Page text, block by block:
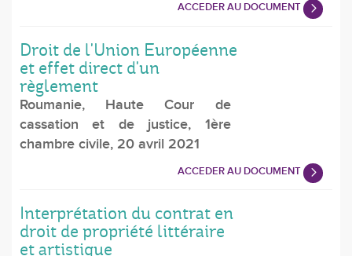
ACCEDER AU DOCUMENT
Droit de l'Union Européenne
et effet direct d'un
règlement
ACCEDER AU DOCUMENT
Roumanie, Haute Cour de
cassation et de justice, 1ère
chambre civile, 20 avril 2021
Interprétation du contrat en
droit de propriété littéraire
et artistique